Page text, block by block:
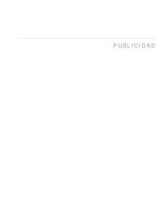
PUBLICIDAD